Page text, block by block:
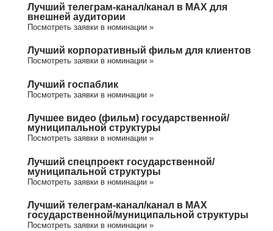
Лучший телеграм-канал/канал в МАХ для
внешней аудитории
Посмотреть заявки в номинации »
Лучший корпоративный фильм для клиентов
Посмотреть заявки в номинации »
Лучший госпаблик
Посмотреть заявки в номинации »
Лучшее видео (фильм) государственной/
муниципальной структуры
Посмотреть заявки в номинации »
Лучший спецпроект государственной/
муниципальной структуры
Посмотреть заявки в номинации »
Лучший телеграм-канал/канал в МАХ
государственной/муниципальной структуры
Посмотреть заявки в номинации »